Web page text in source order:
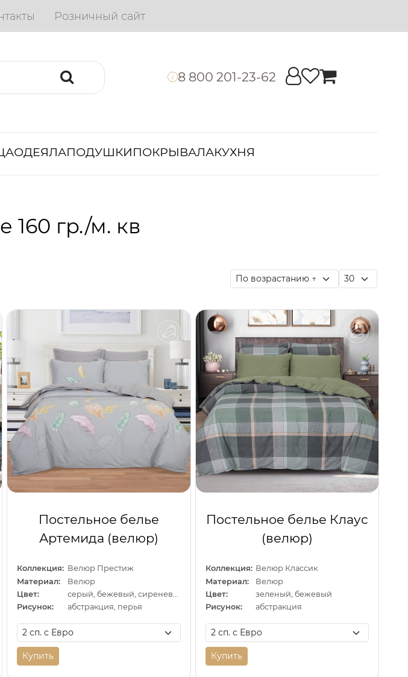
Розничный сайт
i 8 800 201-23-62
ОДЕЯЛАПОДУШКИПОКРЫВАЛАКУХНЯ
160 гр./м. кв
Постельное белье
Артемида (велюр)
Коллекция: Велюр Престиж
Материал:
Велюр
Цвет:
Рисунок:
абстракция, перья
Купить
Постельное белье Клаус
(велюр)
Коллекция: Велюр Классик
Материал:
Велюр
Цвет:
зеленый, бежевый
Рисунок:
абстракция
Купить